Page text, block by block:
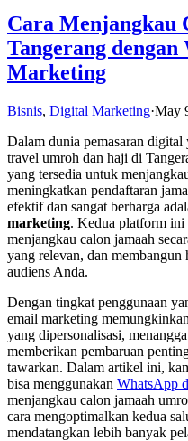
Cara Menjangkau
Tangerang
Marketing
Bisnis, Digital Marketing·May
Dalam dunia pemasaran digital
travel umroh dan haji di
yang tersedia untuk
meningkatkan pendaftaran
efektif dan sangat berharga
marketing. Kedua platform
menjangkau calon jamaah
yang relevan, dan
audiens Anda.
Dengan tingkat penggunaan
email marketing
yang dipersonalisasi,
memberikan pembaruan
tawarkan. Dalam artikel ini,
bisa menggunakan WhatsApp
menjangkau calon jamaah
cara mengoptimalkan kedua
mendatangkan lebih banyak